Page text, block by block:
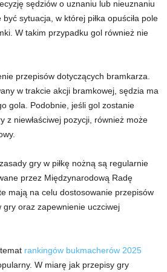
sędziów o uznaniu lub nieuznaniu
sytuacja, w której piłka opuściła pole
W takim przypadku gol również nie
przepisów dotyczących bramkarza.
w trakcie akcji bramkowej, sędzia ma
gola. Podobnie, jeśli gol zostanie
z niewłaściwej pozycji, również może
gry w piłkę nożną są regularnie
przez Międzynarodową Radę
mają na celu dostosowanie przepisów
gry oraz zapewnienie uczciwej
rankingów bukmacherów 2025
W miarę jak przepisy gry